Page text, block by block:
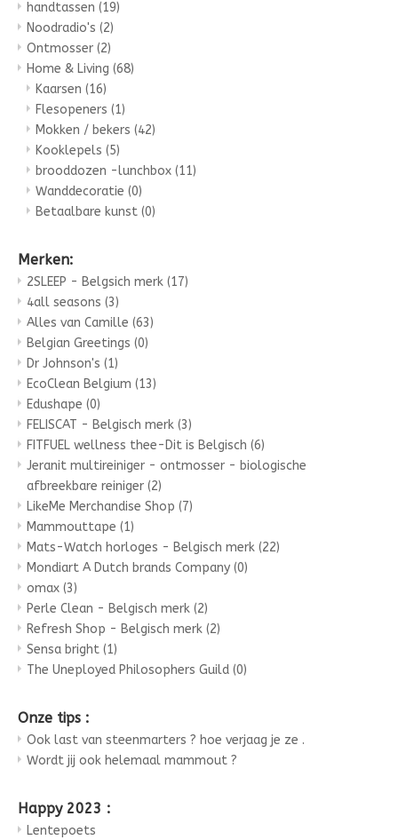
handtassen (19)
Noodradio's (2)
Ontmosser (2)
Home & Living (68)
Kaarsen (16)
Flesopeners (1)
Mokken / bekers (42)
Kooklepels (5)
brooddozen -lunchbox (11)
Wanddecoratie (0)
Betaalbare kunst (0)
Merken:
2SLEEP - Belgsich merk (17)
4all seasons (3)
Alles van Camille (63)
Belgian Greetings (0)
Dr Johnson's (1)
EcoClean Belgium (13)
Edushape (0)
FELISCAT - Belgisch merk (3)
FITFUEL wellness thee-Dit is Belgisch (6)
Jeranit multireiniger - ontmosser - biologische
afbreekbare reiniger (2)
LikeMe Merchandise Shop (7)
Mammouttape (1)
Mats-Watch horloges - Belgisch merk (22)
Mondiart A Dutch brands Company (0)
omax (3)
Perle Clean - Belgisch merk (2)
Refresh Shop - Belgisch merk (2)
Sensa bright (1)
The Uneployed Philosophers Guild (0)
Onze tips :
Ook last van steenmarters ? hoe verjaag je ze .
Wordt jij ook helemaal mammout ?
Happy 2023 :
Lentepoets